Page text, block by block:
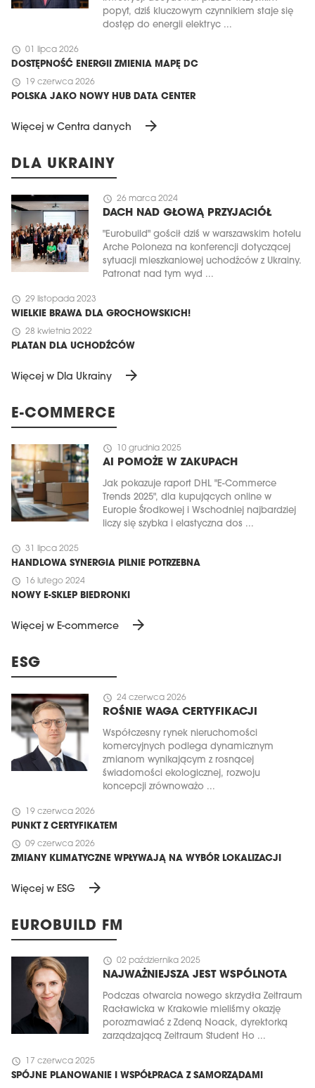
popyt, dziś kluczowym czynnikiem staje się
dostęp do energii elektryc ...
schedule 01 lipca 2026
DOSTĘPNOŚĆ ENERGII ZMIENIA MAPĘ DC
schedule 19 czerwca 2026
POLSKA JAKO NOWY HUB DATA CENTER
Więcej w Centra danych arrow_forward
DLA UKRAINY
schedule 26 marca 2024
DACH NAD GŁOWĄ PRZYJACIÓŁ
"Eurobuild" gościł dziś w warszawskim hotelu
Arche Poloneza na konferencji dotyczącej
sytuacji mieszkaniowej uchodźców z Ukrainy.
Patronat nad tym wyd ...
schedule 29 listopada 2023
WIELKIE BRAWA DLA GROCHOWSKICH!
schedule 28 kwietnia 2022
PLATAN DLA UCHODŹCÓW
Więcej w Dla Ukrainy arrow_forward
E-COMMERCE
schedule 10 grudnia 2025
AI POMOŻE W ZAKUPACH
Jak pokazuje raport DHL "E-Commerce
Trends 2025", dla kupujących online w
Europie Środkowej i Wschodniej najbardziej
liczy się szybka i elastyczna dos ...
schedule 31 lipca 2025
HANDLOWA SYNERGIA PILNIE POTRZEBNA
schedule 16 lutego 2024
NOWY E-SKLEP BIEDRONKI
Więcej w E-commerce arrow_forward
ESG
schedule 24 czerwca 2026
ROŚNIE WAGA CERTYFIKACJI
Współczesny rynek nieruchomości
komercyjnych podlega dynamicznym
zmianom wynikającym z rosnącej
świadomości ekologicznej, rozwoju
koncepcji zrównoważo ...
schedule 19 czerwca 2026
PUNKT Z CERTYFIKATEM
schedule 09 czerwca 2026
ZMIANY KLIMATYCZNE WPŁYWAJĄ NA WYBÓR LOKALIZACJI
Więcej w ESG arrow_forward
EUROBUILD FM
schedule 02 października 2025
NAJWAŻNIEJSZA JEST WSPÓLNOTA
Podczas otwarcia nowego skrzydła Zeitraum
Racławicka w Krakowie mieliśmy okazję
porozmawiać z Zdeną Noack, dyrektorką
zarządzającą Zeitraum Student Ho ...
schedule 17 czerwca 2025
SPÓJNE PLANOWANIE I WSPÓŁPRACA Z SAMORZĄDAMI